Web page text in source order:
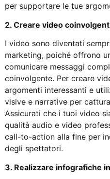
per supportare le tue
2. Creare video
I video sono diventati
marketing, poiché offrono
comunicare messaggi
coinvolgente. Per creare
argomenti interessanti e
visive e narrative per
Assicurati che i tuoi video
qualità audio e video
call-to-action alla fine per
degli spettatori.
3. Realizzare infografiche